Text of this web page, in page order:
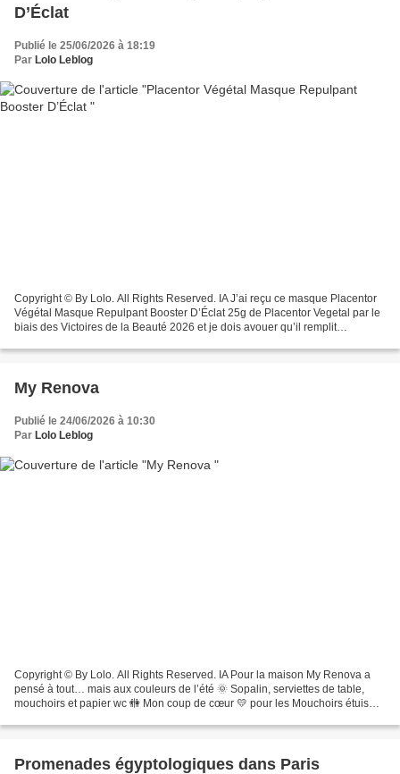
D’Éclat
Publié le 25/06/2026 à 18:19
Par Lolo Leblog
Copyright © By Lolo. All Rights Reserved. IA J’ai reçu ce masque Placentor
Végétal Masque Repulpant Booster D’Éclat 25g de Placentor Vegetal par le
biais des Victoires de la Beauté 2026 et je dois avouer qu’il remplit
My Renova
Publié le 24/06/2026 à 10:30
Par Lolo Leblog
Copyright © By Lolo. All Rights Reserved. IA Pour la maison My Renova a
pensé à tout… mais aux couleurs de l’été 🌞 Sopalin, serviettes de table,
mouchoirs et papier wc 🚻 Mon coup de cœur 💛 pour les Mouchoirs étuis
Promenades égyptologiques dans Paris